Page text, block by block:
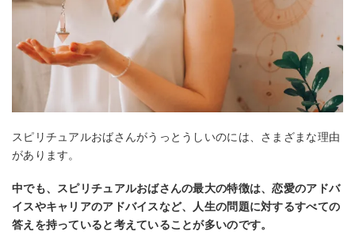
スピリチュアルおばさんがうっとうしいのには、さまざまな理由
があります。
中でも、スピリチュアルおばさんの最大の特徴は、恋愛のアドバ
イスやキャリアのアドバイスなど、人生の問題に対するすべての
答えを持っていると考えていることが多いのです。